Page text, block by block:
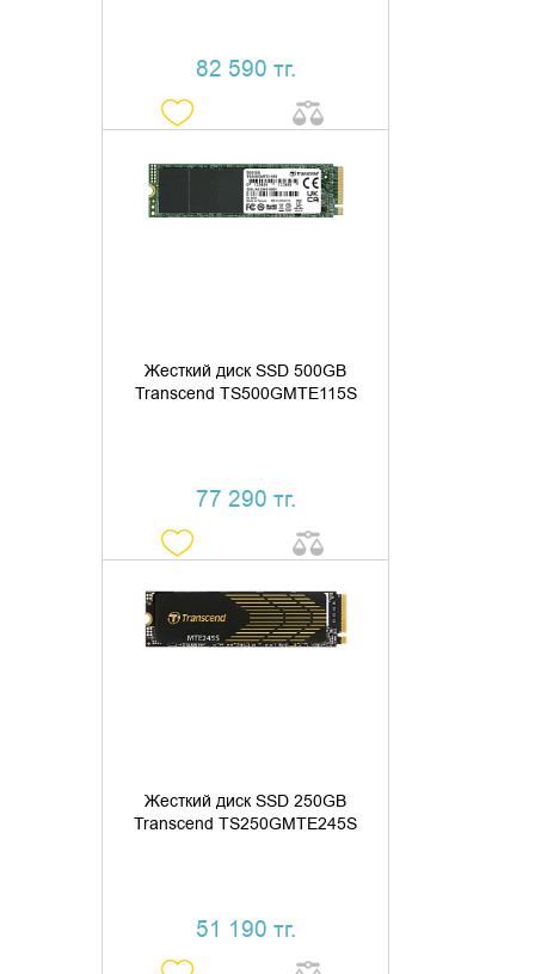
82 590 тг.
Жесткий диск SSD 500GB
Transcend TS500GMTE115S
77 290 тг.
ДОБАВИТЬ В КОРЗИНУ
Жесткий диск SSD 250GB
Transcend TS250GMTE245S
51 190 тг.
ДОБАВИТЬ В КОРЗИНУ